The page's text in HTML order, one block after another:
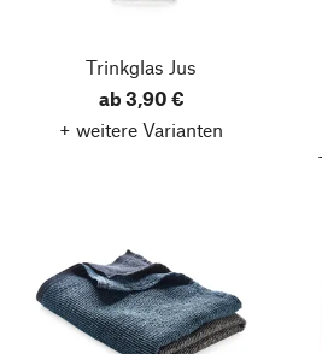
Trinkglas Jus
ab 3,90 €
+ weitere Varianten